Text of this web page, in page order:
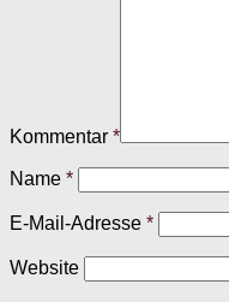
Kommentar *
Name *
E-Mail-Adresse *
Website